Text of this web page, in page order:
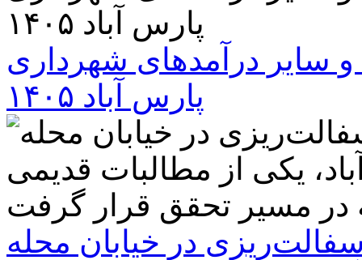
سایر درآمدهای شهرداری
پارس آباد ۱۴۰۵
در خیابان محله